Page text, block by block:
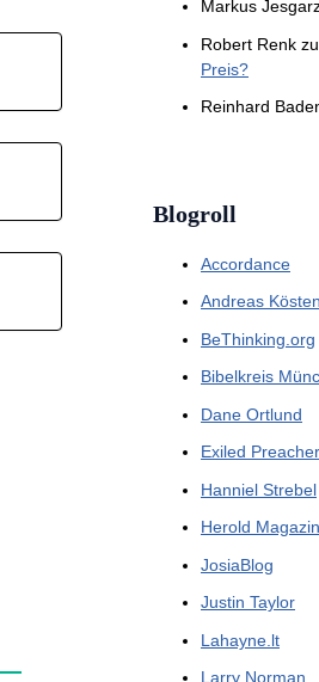
Markus
Robert Renk zu
Preis?
Reinhard
Blogroll
Accordance
Andreas
BeThinking.org
Bibelkreis
Dane Ortlund
Exiled Preacher
Hanniel Strebel
Herold Magazin
JosiaBlog
Justin Taylor
Lahayne.lt
Larry Norman